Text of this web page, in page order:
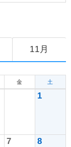
11月
金 土
1
7 8